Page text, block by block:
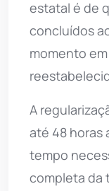
estatal é de
concluídos
momento
A
até 48 horas
tempo
completa da